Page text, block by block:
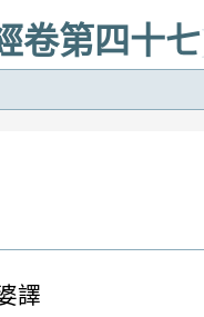
卷第四十七
譯